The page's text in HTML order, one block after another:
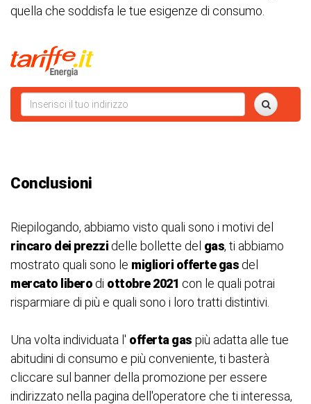
quella che soddisfa le tue esigenze di consumo.
Conclusioni
Riepilogando, abbiamo visto quali sono i motivi del
rincaro dei prezzi delle bollette del gas, ti abbiamo
mostrato quali sono le migliori offerte gas del
mercato libero di ottobre 2021 con le quali potrai
risparmiare di più e quali sono i loro tratti distintivi.
Una volta individuata l' offerta gas più adatta alle tue
abitudini di consumo e più conveniente, ti basterà
cliccare sul banner della promozione per essere
indirizzato nella pagina dell'operatore che ti interessa,